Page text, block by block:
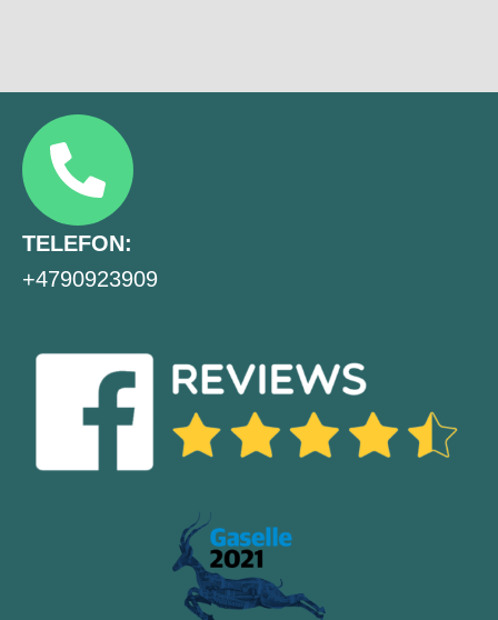
TELEFON:
+4790923909